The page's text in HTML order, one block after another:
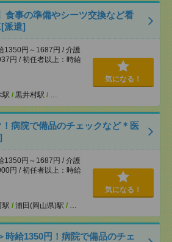
食事の準備やシーツ交換など看
派遣]
1350円～1687円 / 介護
円 / 初任者以上：時給
駅 / 黒井村駅 / …
気になる！
病院で備品のチェックなど＊医
1350円～1687円 / 介護
円 / 初任者以上：時給
駅 / 浦田(岡山県)駅 / …
気になる！
時給1350円！病院で備品のチェ